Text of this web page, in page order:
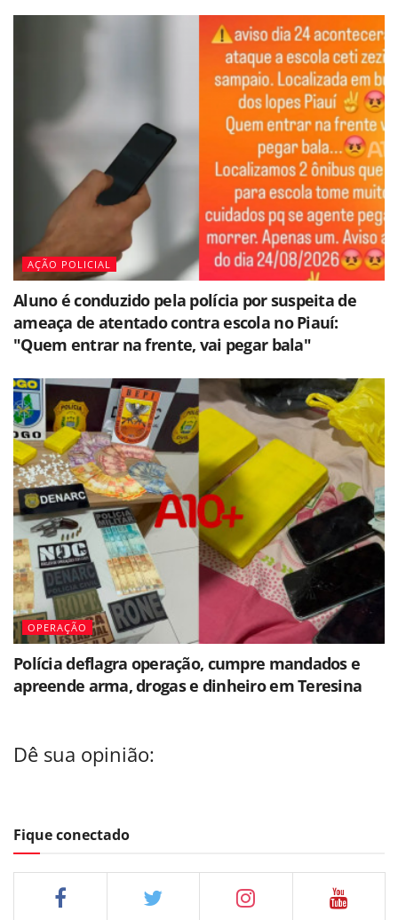
AÇÃO POLICIAL
Aluno é conduzido pela polícia por suspeita de
ameaça de atentado contra escola no Piauí:
"Quem entrar na frente, vai pegar bala"
OPERAÇÃO
Polícia deflagra operação, cumpre mandados e
apreende arma, drogas e dinheiro em Teresina
Dê sua opinião:
Fique conectado